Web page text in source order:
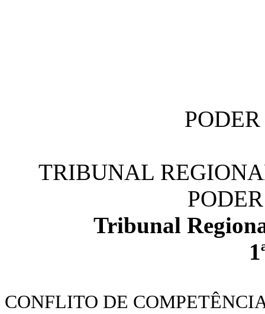
TRIBUNAL
Tribunal
CONFLITO DE